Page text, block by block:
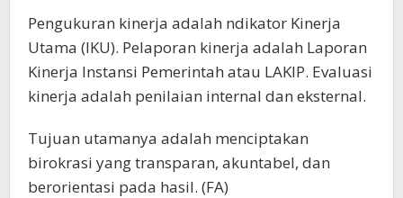
Pengukuran kinerja adalah ndikator Kinerja
Utama (IKU). Pelaporan kinerja adalah Laporan
Kinerja Instansi Pemerintah atau LAKIP. Evaluasi
kinerja adalah penilaian internal dan eksternal.
Tujuan utamanya adalah menciptakan
birokrasi yang transparan, akuntabel, dan
berorientasi pada hasil. (FA)